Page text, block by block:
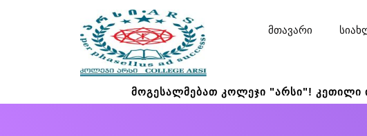
მთავარი
მოგესალმებათ კოლეჯი "არსი"! კეთილი